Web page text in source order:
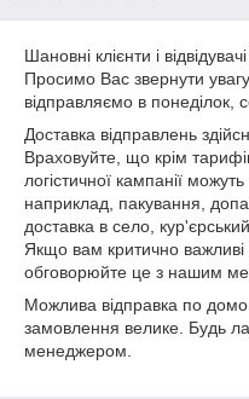
Шановні клієнти і
Просимо Вас звернути
відправляємо в понеділок,
Доставка відправлень
Враховуйте, що крім
логістичної кампанії
наприклад, пакування,
доставка в село,
Якщо вам критично
обговорюйте це з нашим
Можлива відправка по
замовлення велике. Будь
менеджером.